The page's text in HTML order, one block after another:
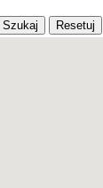
Szukaj Resetuj